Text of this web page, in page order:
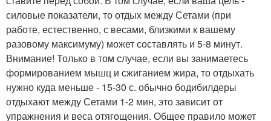
силовые показатели, то отдых между Сетами (при
работе, естественно, с весами, близкими к вашему
разовому максимуму) может составлять и 5-8 минут.
Внимание! Только в том случае, если вы занимаетесь
формированием мышц и сжиганием жира, то отдыхать
нужно куда меньше - 15-30 с. обычно бодибилдеры
отдыхают между Сетами 1-2 мин, это зависит от
упражнения и веса отягощения. Общее правило может